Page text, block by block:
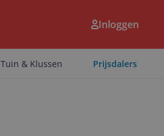
Inloggen
Tuin & Klussen Prijsdalers